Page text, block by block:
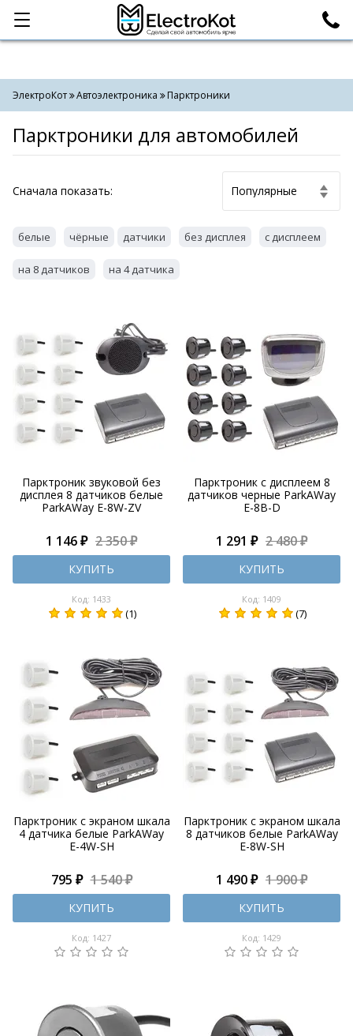
Категории Поиск
ЭлектроКот Автоэлектроника Парктроники
Парктроники для автомобилей
Cначала показать:
белые чёрные датчики без дисплея с дисплеем
на 8 датчиков на 4 датчика
Парктроник звуковой без
дисплея 8 датчиков белые
ParkAWay E-8W-ZV
1 146 ₽ 2 350 ₽
КУПИТЬ
Код: 1433
(1)
Парктроник с дисплеем 8
датчиков черные ParkAWay
E-8B-D
1 291 ₽ 2 480 ₽
КУПИТЬ
Код: 1409
(7)
Парктроник с экраном шкала
4 датчика белые ParkAWay
E-4W-SH
795 ₽ 1 540 ₽
КУПИТЬ
Код: 1427
Парктроник с экраном шкала
8 датчиков белые ParkAWay
E-8W-SH
1 490 ₽ 1 900 ₽
КУПИТЬ
Код: 1429